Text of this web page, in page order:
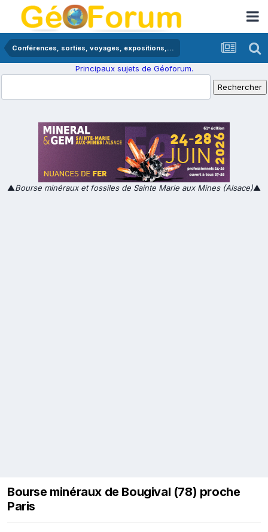
Conférences, sorties, voyages, expositions,...
Principaux sujets de Géoforum.
▲Bourse minéraux et fossiles de Sainte Marie aux Mines (Alsace)▲
Bourse minéraux de Bougival (78) proche
Paris